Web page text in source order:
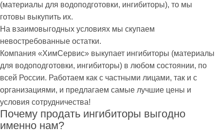
(материалы для водоподготовки, ингибиторы), то мы
готовы выкупить их.
На взаимовыгодных условиях мы скупаем
невостребованные остатки.
Компания «ХимСервис» выкупает ингибиторы (материалы
для водоподготовки, ингибиторы) в любом состоянии, по
всей России. Работаем как с частными лицами, так и с
организациями, и предлагаем самые лучшие цены и
условия сотрудничества!
Почему продать ингибиторы выгодно
именно нам?